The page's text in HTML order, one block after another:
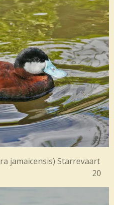
jamaicensis) Starrevaart
14-9-2013. 20